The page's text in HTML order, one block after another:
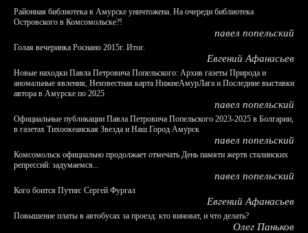
Районная библиотека в Амурске уничтожена. На очереди библиотека
Островского в Комсомольске?!
павел попельский
Голая вечеринка Роснано 2015г. Итог.
Евгений Афанасьев
Новые находки Павла Петровича Попельского: Архив газеты Природа и
аномальные явления, Неизвестная карта НижнеАмурЛага и Последние выставки
автора в Амурске по 2025
павел попельский
Официальные публикации Павла Петровича Попельского 2023-2025 в Болгарии,
в газетах Тихоокеанская Звезда и Наш Город Амурск
павел попельский
Комсомольск официально продолжает отмечать День памяти жертв сталинских
репрессий: задумаемся...
павел попельский
Кого боится Путин: Сергей Фургал
Евгений Афанасьев
Повышение платы в автобусах за проезд: кто виноват, и что делать?
Олег Паньков